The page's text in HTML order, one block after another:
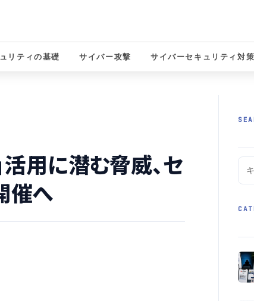
リティの基礎 サイバー攻撃 サイバーセキュリティ対策
用に潜む脅威、セ
催へ